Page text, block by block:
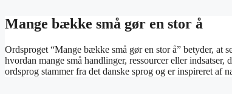
Mange bække små gør en stor å
Ordsproget “Mange bække små gør en stor å” betyder, at
hvordan mange små handlinger, ressourcer eller
ordsprog stammer fra det danske sprog og er inspireret af